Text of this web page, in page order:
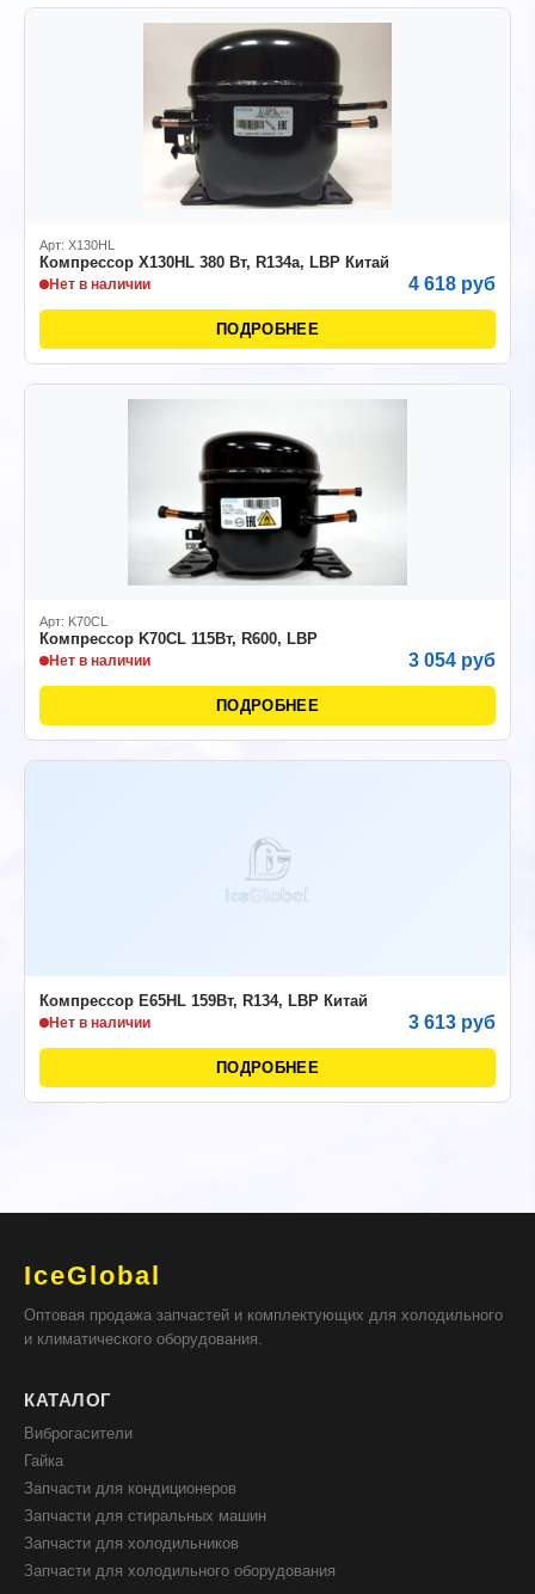
Арт: X130HL
Компрессор X130HL 380 Вт, R134а, LBP Китай
Нет в наличии 4 618 руб
ПОДРОБНЕЕ
Арт: K70CL
Компрессор K70CL 115Вт, R600, LBP
Нет в наличии 3 054 руб
ПОДРОБНЕЕ
Компрессор E65HL 159Вт, R134, LBP Китай
Нет в наличии 3 613 руб
ПОДРОБНЕЕ
IceGlobal
Оптовая продажа запчастей и комплектующих для холодильного
и климатического оборудования.
КАТАЛОГ
Виброгасители
Гайка
Запчасти для кондиционеров
Запчасти для стиральных машин
Запчасти для холодильников
Запчасти для холодильного оборудования